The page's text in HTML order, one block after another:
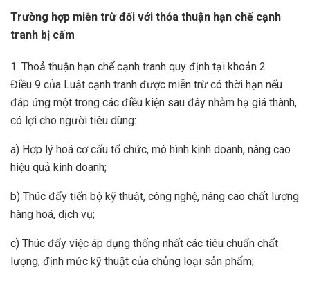
Trường hợp miễn trừ đối với thỏa thuận hạn chế cạnh
tranh bị cấm
1. Thoả thuận hạn chế cạnh tranh quy định tại khoản 2
Điều 9 của Luật cạnh tranh được miễn trừ có thời hạn nếu
đáp ứng một trong các điều kiện sau đây nhằm hạ giá thành,
có lợi cho người tiêu dùng:
a) Hợp lý hoá cơ cấu tổ chức, mô hình kinh doanh, nâng cao
hiệu quả kinh doanh;
b) Thúc đẩy tiến bộ kỹ thuật, công nghệ, nâng cao chất lượng
hàng hoá, dịch vụ;
c) Thúc đẩy việc áp dụng thống nhất các tiêu chuẩn chất
lượng, định mức kỹ thuật của chủng loại sản phẩm;